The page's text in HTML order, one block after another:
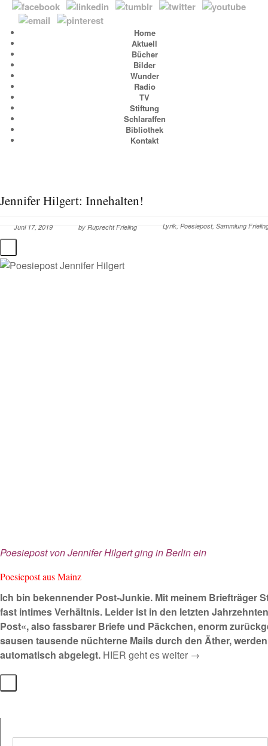
Home
Aktuell
Bücher
Bilder
Wunder
Radio
TV
Stiftung
Schlaraffen
Bibliothek
Kontakt
Jennifer Hilgert: Innehalten!
Juni 17, 2019 by Ruprecht Frieling Lyrik, Poesiepost, Sammlung
Poesiepost von Jennifer Hilgert ging in Berlin ein
Poesiepost aus Mainz
Ich bin bekennender Post-Junkie. Mit meinem Briefträger
fast intimes Verhältnis. Leider ist in den letzten
Post«, also fassbarer Briefe und Päckchen, enorm
sausen tausende nüchterne Mails durch den Äther,
automatisch abgelegt. HIER geht es weiter →